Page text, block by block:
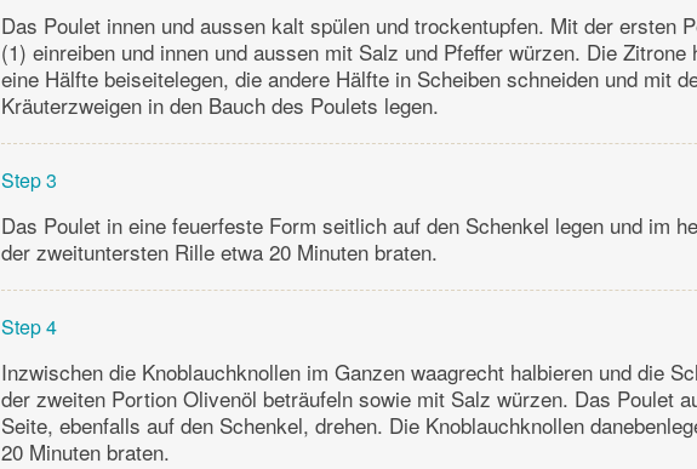
Das Poulet innen und aussen kalt spülen und trockentupfen. Mit der ersten
(1) einreiben und innen und aussen mit Salz und Pfeffer würzen. Die Zitrone
eine Hälfte beiseitelegen, die andere Hälfte in Scheiben schneiden und mit
Kräuterzweigen in den Bauch des Poulets legen.
Step 3
Das Poulet in eine feuerfeste Form seitlich auf den Schenkel legen und im
der zweituntersten Rille etwa 20 Minuten braten.
Step 4
Inzwischen die Knoblauchknollen im Ganzen waagrecht halbieren und die
der zweiten Portion Olivenöl beträufeln sowie mit Salz würzen. Das Poulet
Seite, ebenfalls auf den Schenkel, drehen. Die Knoblauchknollen
20 Minuten braten.